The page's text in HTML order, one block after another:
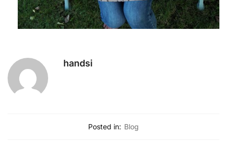
handsi
Posted in: Blog